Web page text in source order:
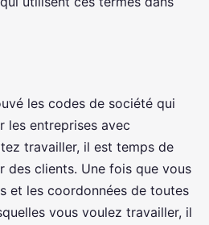
les codes de société qui
les entreprises avec
travailler, il est temps de
des clients. Une fois que vous
et les coordonnées de toutes
vous voulez travailler, il